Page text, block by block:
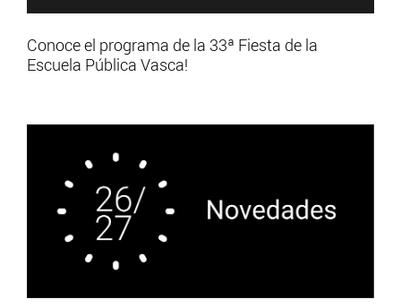
Conoce el programa de la 33ª Fiesta de la
Escuela Pública Vasca!